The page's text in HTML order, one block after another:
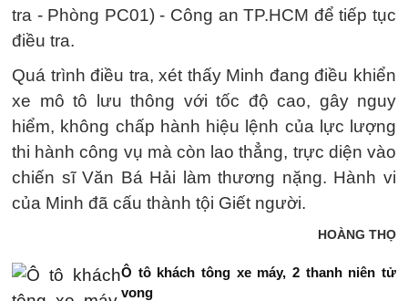
tra - Phòng PC01) - Công an TP.HCM để tiếp tục
điều tra.
Quá trình điều tra, xét thấy Minh đang điều khiển
xe mô tô lưu thông với tốc độ cao, gây nguy
hiểm, không chấp hành hiệu lệnh của lực lượng
thi hành công vụ mà còn lao thẳng, trực diện vào
chiến sĩ Văn Bá Hải làm thương nặng. Hành vi
của Minh đã cấu thành tội Giết người.
HOÀNG THỌ
Ô tô khách tông xe máy, 2 thanh niên tử
vong